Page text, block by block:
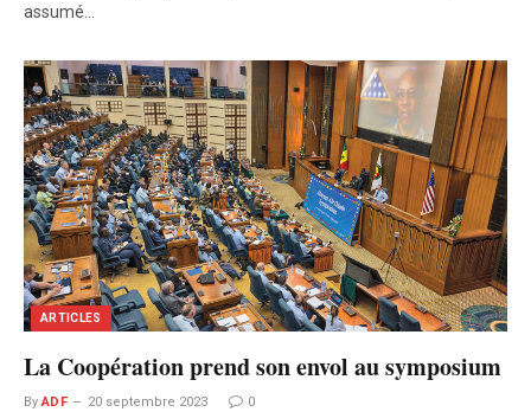
assumé…
ARTICLES
La Coopération prend son envol au symposium
By ADF 20 septembre 2023 0